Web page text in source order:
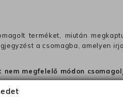
terméket, miután
a csomagba, amelyen
megfelelő módon